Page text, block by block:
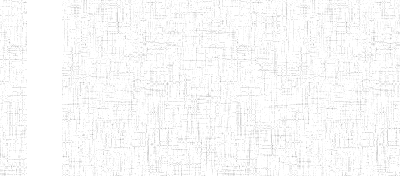
Etablissements
d'enseignement
normal